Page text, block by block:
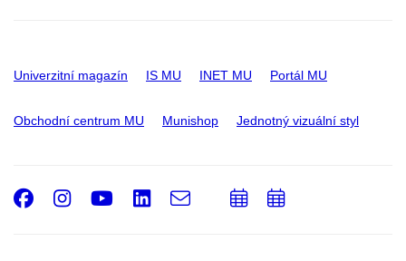
Univerzitní magazín IS MU INET MU Portál MU
Obchodní centrum MU Munishop Jednotný vizuální styl
Facebook
Instagram
Youtube
LinkedIn
e-
PřidatPřidat